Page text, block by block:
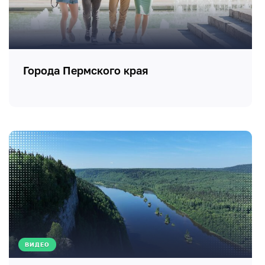
Города Пермского края
ВИДЕО